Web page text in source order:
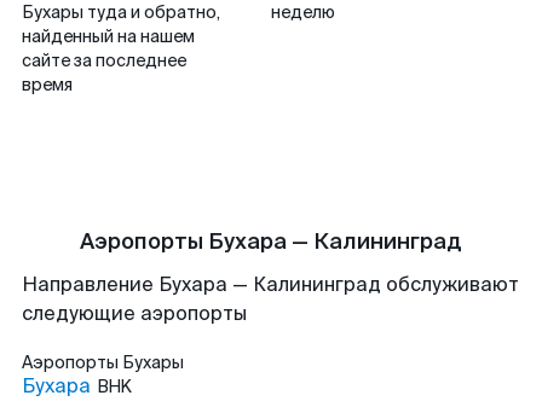
Бухары туда и обратно,
найденный на нашем
сайте за последнее
время
неделю
Аэропорты Бухара — Калининград
Направление Бухара — Калининград обслуживают
следующие аэропорты
Аэропорты Бухары
Бухара BHK